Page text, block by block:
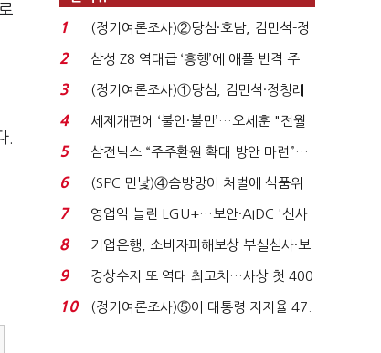
.
1
(정기여론조사)②당심·호남, 김민석-정
청래 '초접전'...
2
삼성 Z8 역대급 ‘흥행’에 애플 반격 주
목…9월 ‘폴...
3
(정기여론조사)①당심, 김민석·정청래
'초접전'…대통령 ...
4
세제개편에 ‘불안·불만’…오세훈 "전월
세 구하기 더 ...
5
삼전닉스 “주주환원 확대 방안 마련”…
로이터에 성명...
6
(SPC 민낯)④솜방망이 처벌에 식품위
생법 위반 반복...
7
영업익 늘린 LGU+…보안·AIDC '신사
업 드라이브'...
8
기업은행, 소비자피해보상 부실심사·보
이스피싱 공시 ...
9
경상수지 또 역대 최고치…사상 첫 400
억달러에 '3% 성...
10
(정기여론조사)⑤이 대통령 지지율 47.